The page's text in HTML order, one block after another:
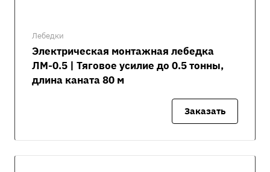
Лебедки
Электрическая монтажная лебедка
ЛМ-0.5 | Тяговое усилие до 0.5 тонны,
длина каната 80 м
Заказать